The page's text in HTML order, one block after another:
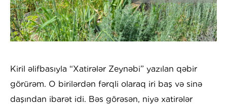
Kiril əlifbasıyla “Xatirələr Zeynəbi” yazılan qəbir
görürəm. O birilərdən fərqli olaraq iri baş və sinə
daşından ibarət idi. Bəs görəsən, niyə xatirələr